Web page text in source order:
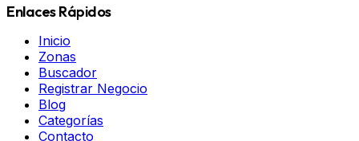
Enlaces Rápidos
Inicio
Zonas
Buscador
Registrar Negocio
Blog
Categorías
Contacto